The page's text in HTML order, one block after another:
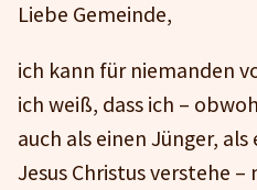
Liebe Gemeinde,
ich kann für niemanden
ich weiß, dass ich –
auch als einen Jünger,
Jesus Christus verstehe